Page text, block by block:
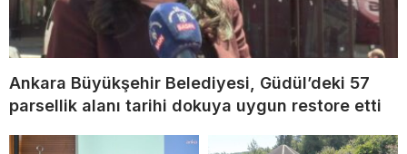
Ankara Büyükşehir Belediyesi, Güdül’deki 57
parsellik alanı tarihi dokuya uygun restore etti